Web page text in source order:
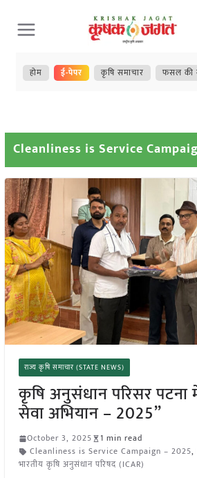
Skip
to
content
होम ई-पेपर कृषि समाचार फसल की
Cleanliness is Service
राज्य कृषि समाचार (STATE NEWS)
कृषि अनुसंधान परिसर पटना
सेवा अभियान – 2025”
October 3, 2025
1 min read
Cleanliness is Service Campaign – 2025,
भारतीय कृषि अनुसंधान परिषद (ICAR)